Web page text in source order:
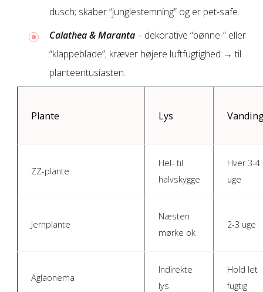
dusch; skaber “junglestemning” og er pet-safe.
Calathea & Maranta– dekorative “bønne-” eller
“klappeblade”; kræver højere luftfugtighed → til
planteentusiasten.
Plante Lys
ZZ-plante
Hel- til
halvskygge
Hver 3-4
uge
Jernplante
Næsten
mørke ok
2-3 uge
Aglaonema
Indirekte
lys
Hold let
fugtig